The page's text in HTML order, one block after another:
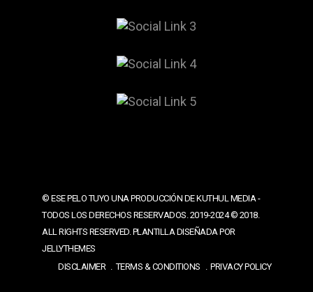
© ESE PELO TUYO UNA PRODUCCIÓN DE KUTHUL MEDIA -
TODOS LOS DERECHOS RESERVADOS. 2019-2024 © 2018.
ALL RIGHTS RESERVED. PLANTILLA DISEÑADA POR
JELLYTHEMES
DISCLAIMER
TERMS & CONDITIONS PRIVACY POLICY